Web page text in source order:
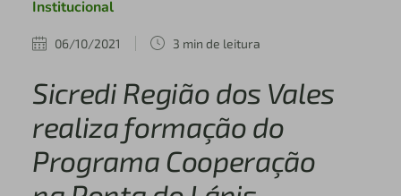
Institucional
06/10/2021 3 min de leitura
Sicredi Região dos Vales
realiza formação do
Programa Cooperação